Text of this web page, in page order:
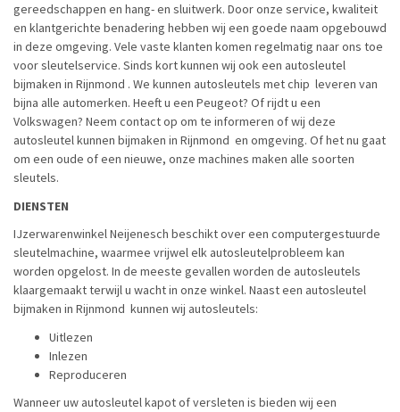
gereedschappen en hang- en sluitwerk. Door onze service, kwaliteit
en klantgerichte benadering hebben wij een goede naam opgebouwd
in deze omgeving. Vele vaste klanten komen regelmatig naar ons toe
voor sleutelservice. Sinds kort kunnen wij ook een autosleutel
bijmaken in Rijnmond . We kunnen autosleutels met chip leveren van
bijna alle automerken. Heeft u een Peugeot? Of rijdt u een
Volkswagen? Neem contact op om te informeren of wij deze
autosleutel kunnen bijmaken in Rijnmond en omgeving. Of het nu gaat
om een oude of een nieuwe, onze machines maken alle soorten
sleutels.
DIENSTEN
IJzerwarenwinkel Neijenesch beschikt over een computergestuurde
sleutelmachine, waarmee vrijwel elk autosleutelprobleem kan
worden opgelost. In de meeste gevallen worden de autosleutels
klaargemaakt terwijl u wacht in onze winkel. Naast een autosleutel
bijmaken in Rijnmond kunnen wij autosleutels:
Uitlezen
Inlezen
Reproduceren
Wanneer uw autosleutel kapot of versleten is bieden wij een